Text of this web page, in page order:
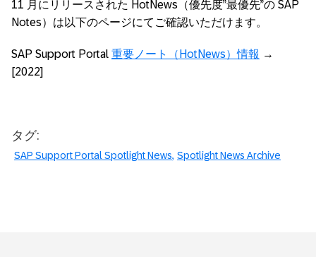
11 月にリリースされた HotNews（優先度”最優先”の SAP
Notes）は以下のページにてご確認いただけます。
SAP Support Portal 重要ノート（HotNews）情報 →
[2022]
タグ:
SAP Support Portal Spotlight News Spotlight News Archive